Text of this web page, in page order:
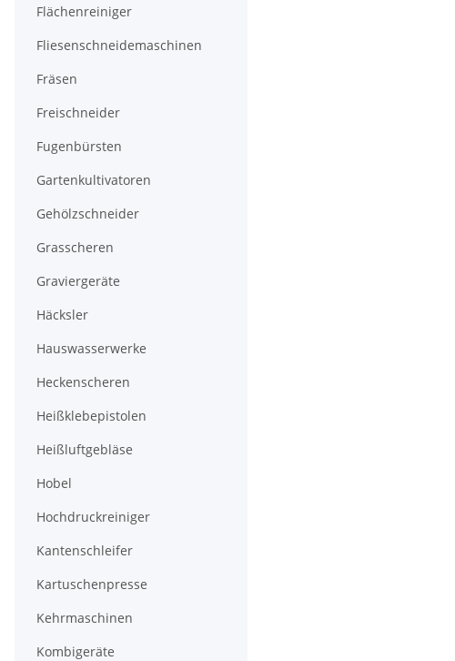
Flächenreiniger
Fliesenschneidemaschinen
Fräsen
Freischneider
Fugenbürsten
Gartenkultivatoren
Gehölzschneider
Grasscheren
Graviergeräte
Häcksler
Hauswasserwerke
Heckenscheren
Heißklebepistolen
Heißluftgebläse
Hobel
Hochdruckreiniger
Kantenschleifer
Kartuschenpresse
Kehrmaschinen
Kombigeräte